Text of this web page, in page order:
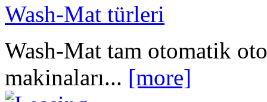
Wash-Mat türleri
Wash-Mat tam otomatik
makinaları... [more]